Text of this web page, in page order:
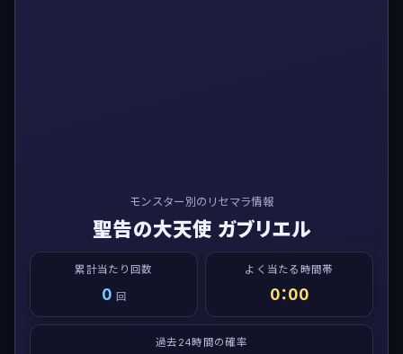
モンスター別のリセマラ情報
聖告の大天使 ガブリエル
累計当たり回数
0 回
よく当たる時間帯
0：00
過去24時間の確率